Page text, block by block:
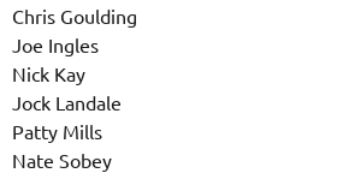
Chris Goulding
Joe Ingles
Nick Kay
Jock Landale
Patty Mills
Nate Sobey